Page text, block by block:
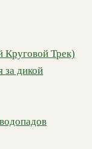
Круговой Трек)
дикой